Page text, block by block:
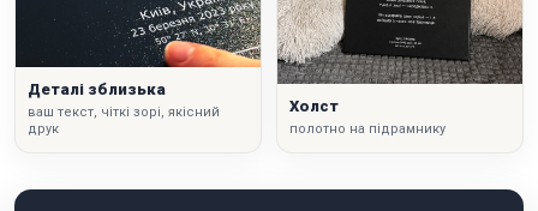
Деталі зблизька
ваш текст, чіткі зорі, якісний
друк
Холст
полотно на підрамнику